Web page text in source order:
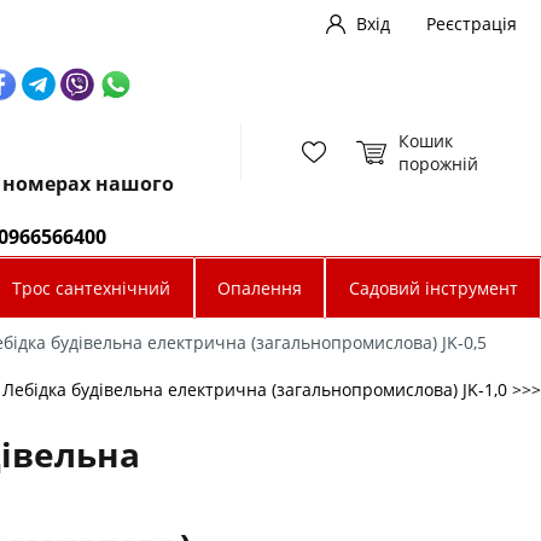
Вхід
Реєстрація
номерах нашого
Кошик
порожній
Трос сантехнічний Опалення Садовий інструмент
будівельна електрична (загальнопромислова) JK-0,5
Лебідка будівельна електрична (загальнопромислова) JK-1,0 >>>